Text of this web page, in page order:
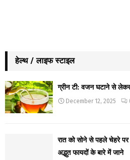
हेल्थ / लाइफ स्टाइल
ग्रीन टी: वजन घटाने से
December 12, 2025
रात को सोने से पहले चेहरे
अद्भुत फायदों के बारे में जाने